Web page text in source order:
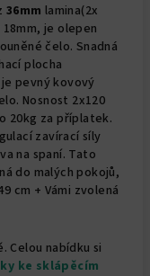
36mm lamina(2x
je olepen
čelo. Snadná
plocha
pevný kovový
Nosnost 2x120
20kg za příplatek.
zavírací síly
na spaní. Tato
do malých pokojů,
cm + Vámi zvolená
Celou nabídku si
ke sklápěcím